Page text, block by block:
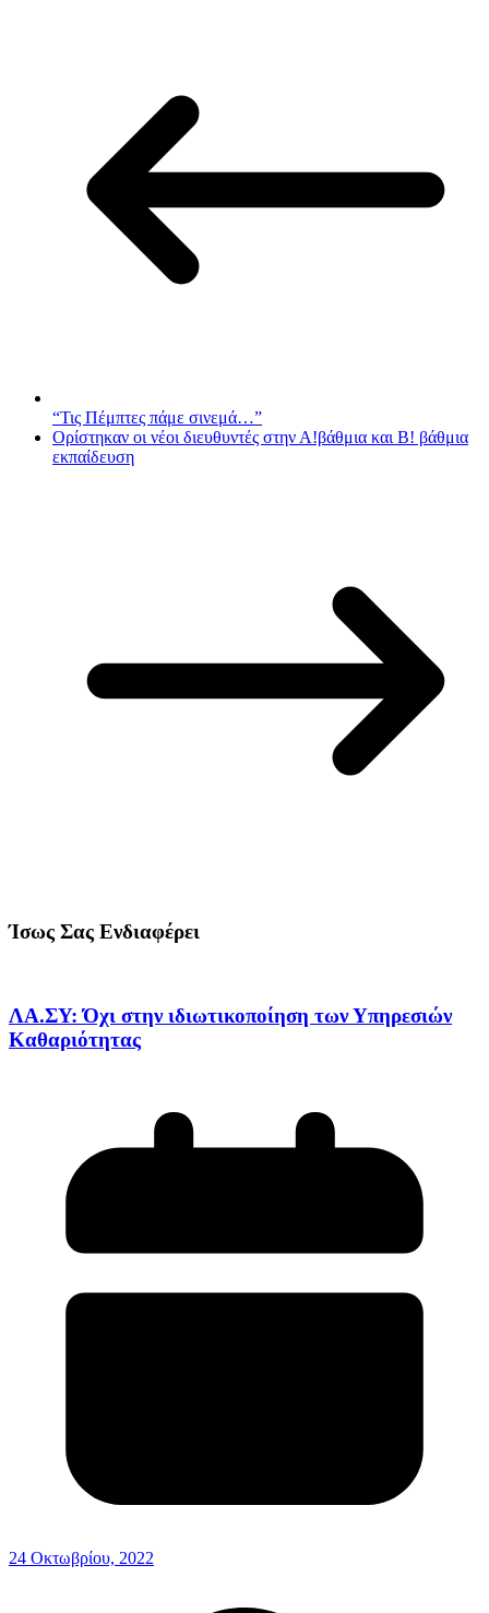
“Τις Πέμπτες πάμε σινεμά…”
Ορίστηκαν οι νέοι διευθυντές στην Α!βάθμια και Β! βάθμια
εκπαίδευση
Ίσως Σας Ενδιαφέρει
ΛΑ.ΣΥ: Όχι στην ιδιωτικοποίηση των Υπηρεσιών
Καθαριότητας
24 Οκτωβρίου, 2022